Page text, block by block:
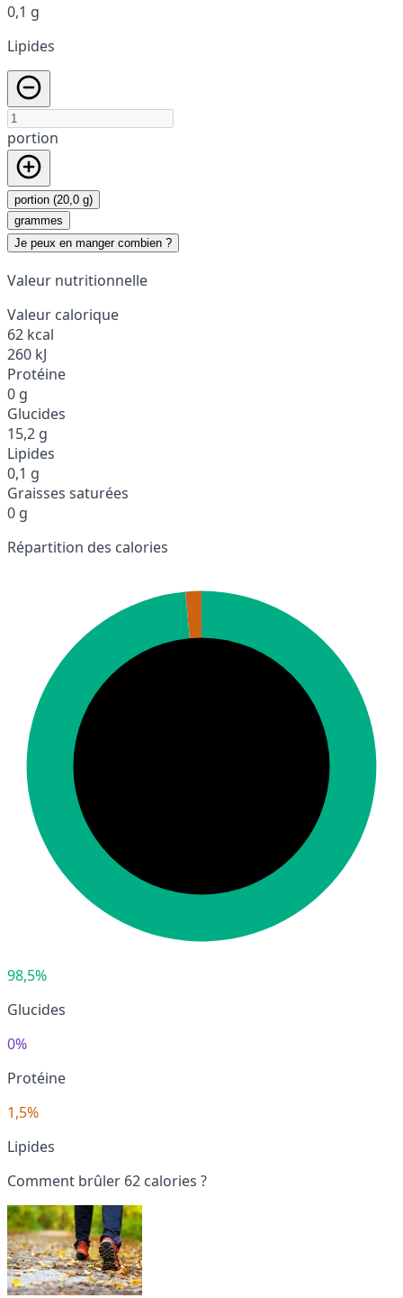
0,1 g
Lipides
portion
portion (20,0 g)
grammes
Je peux en manger combien ?
Valeur nutritionnelle
Valeur calorique
62 kcal
260 kJ
Protéine
0 g
Glucides
15,2 g
Lipides
0,1 g
Graisses saturées
0 g
Répartition des calories
98,5%
Glucides
0%
Protéine
1,5%
Lipides
Comment brûler 62 calories ?